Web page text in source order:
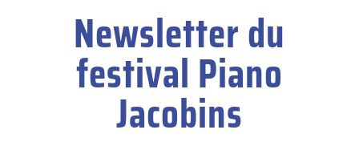
Newsletter du
festival Piano
Jacobins